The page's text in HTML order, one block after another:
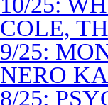
COLE,
9/25:
NERO
8/25: